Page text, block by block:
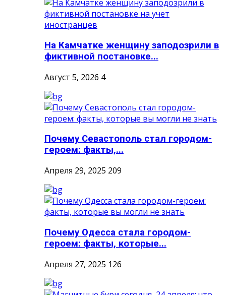
На Камчатке женщину заподозрили в
фиктивной постановке...
Август 5, 2026 4
Почему Севастополь стал городом-
героем: факты,...
Апреля 29, 2025 209
Почему Одесса стала городом-
героем: факты, которые...
Апреля 27, 2025 126